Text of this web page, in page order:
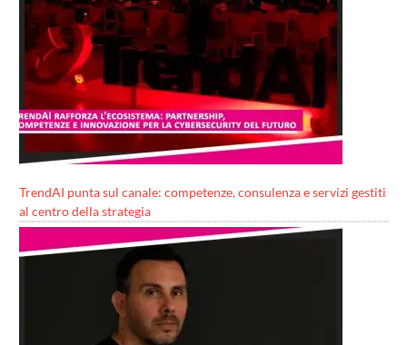
TrendAI punta sul canale: competenze, consulenza e servizi gestiti
al centro della strategia